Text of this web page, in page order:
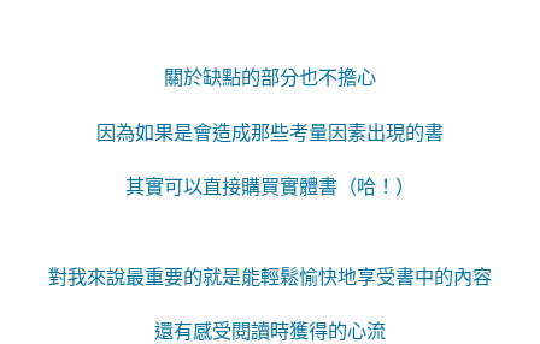
關於缺點的部分也不擔心
因為如果是會造成那些考量因素出現的書
其實可以直接購買實體書（哈！）
對我來說最重要的就是能輕鬆愉快地享受書中的內容
還有感受閱讀時獲得的心流